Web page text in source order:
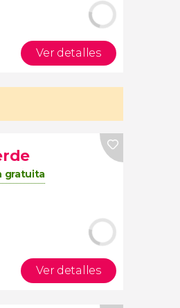
Ver detalles
gratuita
Ver detalles